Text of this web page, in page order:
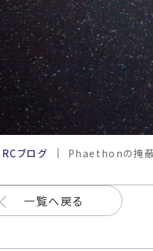
ブログ Phaethonの掩蔽
一覧へ戻る